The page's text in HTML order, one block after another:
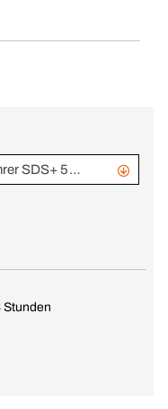
Set EXTREMEcut Mehrzweckbohrer SDS+ 5-teilig
Stunden